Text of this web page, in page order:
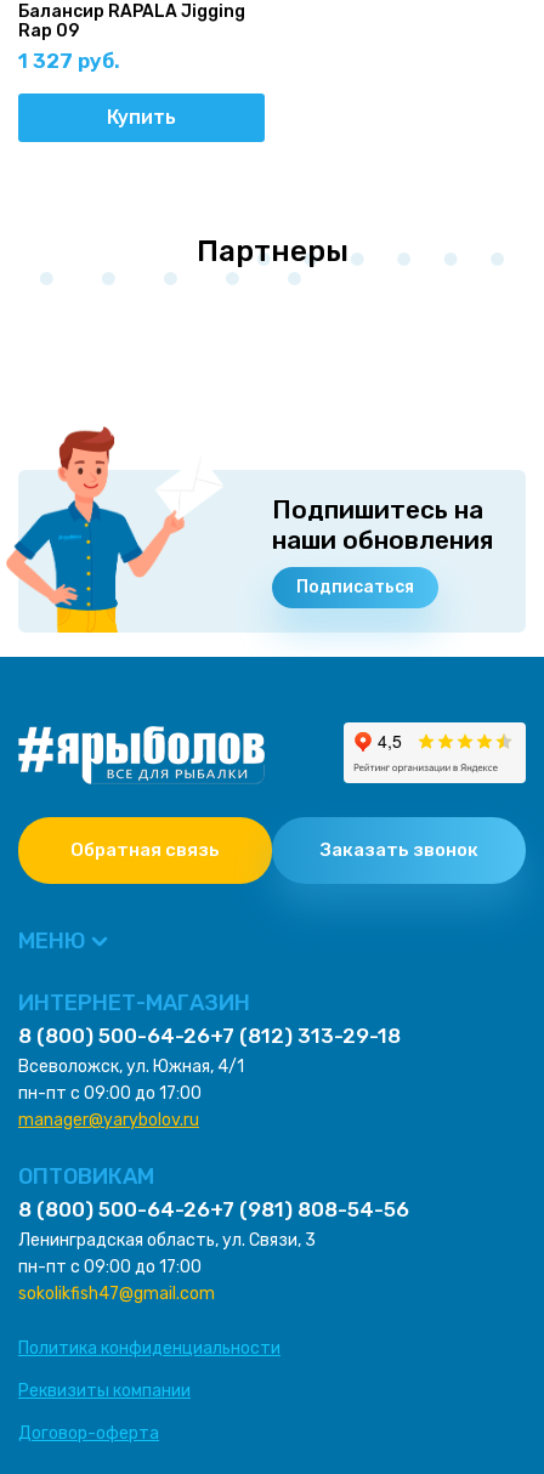
Балансир RAPALA Jigging
Rap 09
1 327 руб.
Купить
Партнеры
Подпишитесь на
наши обновления
Подписаться
Обратная связь Заказать звонок
МЕНЮ
ИНТЕРНЕТ-МАГАЗИН
8 (800) 500-64-26+7 (812) 313-29-18
Всеволожск, ул. Южная, 4/1
пн-пт с 09:00 до 17:00
manager@yarybolov.ru
ОПТОВИКАМ
8 (800) 500-64-26+7 (981) 808-54-56
Ленинградская область, ул. Связи, 3
пн-пт с 09:00 до 17:00
sokolikfish47@gmail.com
Политика конфиденциальности
Реквизиты компании
Договор-оферта